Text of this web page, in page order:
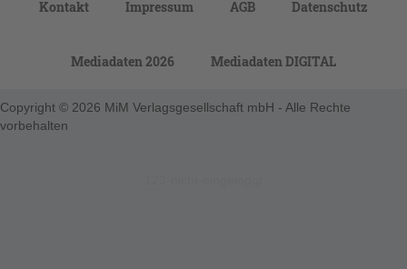
Kontakt Impressum AGB Datenschutz
Mediadaten 2026 Mediadaten DIGITAL
Copyright © 2026 MiM Verlagsgesellschaft mbH - Alle Rechte
vorbehalten